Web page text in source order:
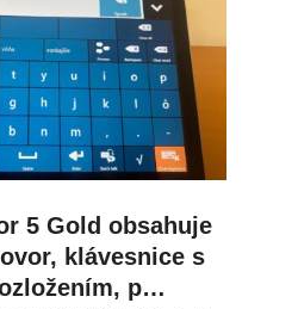
5 Gold obsahuje
klávesnice s
p…